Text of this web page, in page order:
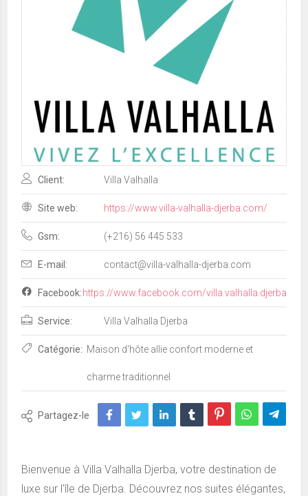
Client: Villa Valhalla
Site web: https://www.villa-valhalla-djerba.com/
Gsm: (+216) 56 445 533
E-mail: contact@villa-valhalla-djerba.com
Facebook:https://www.facebook.com/villa.valhalla.djerba
Service: Villa Valhalla Djerba
Catégorie: Maison d'hôte allie confort moderne et
charme traditionnel
Partagez-le
Bienvenue à Villa Valhalla Djerba, votre destination de
luxe sur l'île de Djerba. Découvrez nos suites élégantes,